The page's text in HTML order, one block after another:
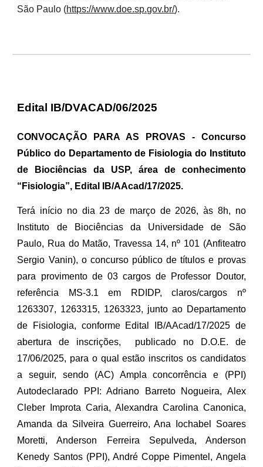
São Paulo (https://www.doe.sp.gov.br/).
Edital IB/DVACAD/06/2025
CONVOCAÇÃO PARA AS PROVAS - Concurso
Público do Departamento de Fisiologia do Instituto
de Biociências da USP, área de conhecimento
“Fisiologia”, Edital IB/AAcad/17/2025.
Terá início no dia 23 de março de 2026, às 8h, no
Instituto de Biociências da Universidade de São
Paulo, Rua do Matão, Travessa 14, nº 101 (Anfiteatro
Sergio Vanin), o concurso público de títulos e provas
para provimento de 03 cargos de Professor Doutor,
referência MS-3.1 em RDIDP, claros/cargos nº
1263307, 1263315, 1263323, junto ao Departamento
de Fisiologia, conforme Edital IB/AAcad/17/2025 de
abertura de inscrições, publicado no D.O.E. de
17/06/2025, para o qual estão inscritos os candidatos
a seguir, sendo (AC) Ampla concorrência e (PPI)
Autodeclarado PPI: Adriano Barreto Nogueira, Alex
Cleber Improta Caria, Alexandra Carolina Canonica,
Amanda da Silveira Guerreiro, Ana Iochabel Soares
Moretti, Anderson Ferreira Sepulveda, Anderson
Kenedy Santos (PPI), André Coppe Pimentel, Angela